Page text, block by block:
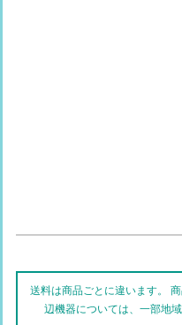
送料は商品ごとに違います。
辺機器については、一部地